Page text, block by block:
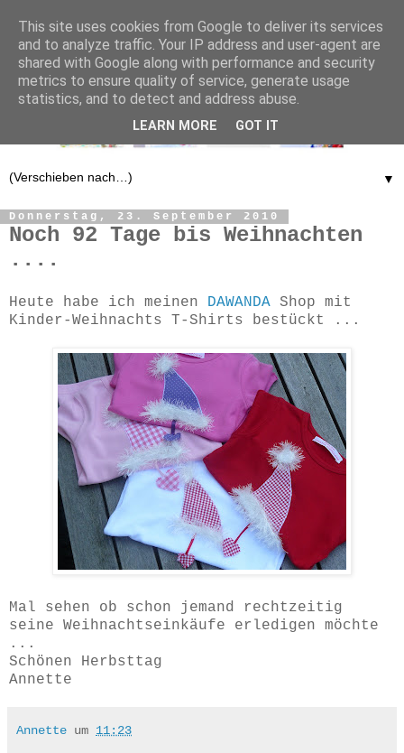
▼
Donnerstag, 23. September 2010
Noch 92 Tage bis Weihnachten
....
Heute habe ich meinen DAWANDA Shop mit
Kinder-Weihnachts T-Shirts bestückt ...
Mal sehen ob schon jemand rechtzeitig
seine Weihnachtseinkäufe erledigen möchte
...
Schönen Herbsttag
Annette
Annette um 11:23
This site uses cookies from Google to deliver its services
and to analyze traffic. Your IP address and user-agent are
shared with Google along with performance and security
metrics to ensure quality of service, generate usage
statistics, and to detect and address abuse.
LEARN MORE GOT IT